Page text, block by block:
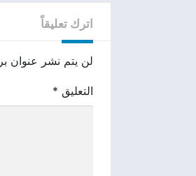
اترك تعليقاً
لن يتم نشر عنوان
التعليق *